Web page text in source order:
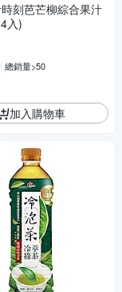
刻芭芒柳綜合果汁
入)
總銷量>50
加入購物車